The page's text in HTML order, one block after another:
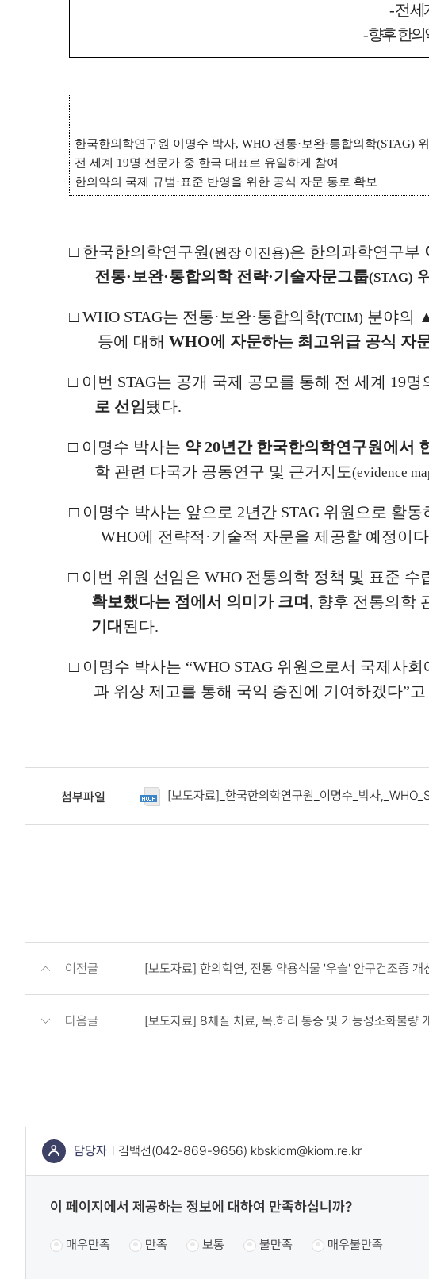
-전 세
-향후 한의
한국한의학연구원 이명수 박사, WHO 전통·보완·통합의학(STAG)
전 세계 19명 전문가 중 한국 대표로 유일하게 참여
한의약의 국제 규범·표준 반영을 위한 공식 자문 통로 확보
□ 한국한의학연구원 (원장 이진용)은 한의과학연구부
전통·보완·통합의학 전략·기술자문그룹(STAG)
□ WHO STAG는 전통· 보완·통합의학(TCIM) 분야의
등에 대해 WHO에 자문하는 최고위급 공식 자
□ 이번 STAG는 공개 국제 공모를 통해 전 세계 19명
로 선임됐다.
□ 이명수 박사는 약20년간 한국한의학연구원에서
학 관련 다국가 공동연구 및 근거지도(evidence
□ 이명수 박사는 앞으로 2년간 STAG 위원으로 활동
WHO에 전략적 ·기술적 자문을 제공할 예정이다
□ 이번 위원 선임은WHO 전통의학 정책 및 표준 수
확보했다는 점에서 의미가 크며 , 향후 전통의학
기대 된다.
□ 이명수 박사는 “WHO STAG 위원으로서 국제사
과 위상 제고를 통해 국익 증진에 기여하겠다”
첨부파일 [보도자료]_한국한의학연구원_이명수_박사
이전글 [보도자료] 한의학연, 전통 약용식물 '우슬' 안구건조증 개
다음글 [보도자료] 8체질 치료, 목.허리 통증 및 기능성소화불량
보
콘
텐
정
담당자 김백선(042-869-9656) kbskiom@kiom.re.kr
콘
츠
콘
츠
이 페이지에서 제공하는 정보에 대하여 만족하십니까?
매우만족 만족 보통 불만족 매우불만족